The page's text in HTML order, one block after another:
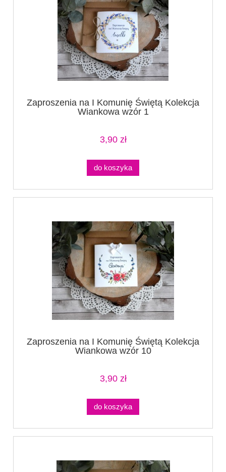
Zaproszenia na I Komunię Świętą Kolekcja
Wiankowa wzór 1
3,90 zł
do koszyka
Zaproszenia na I Komunię Świętą Kolekcja
Wiankowa wzór 10
3,90 zł
do koszyka